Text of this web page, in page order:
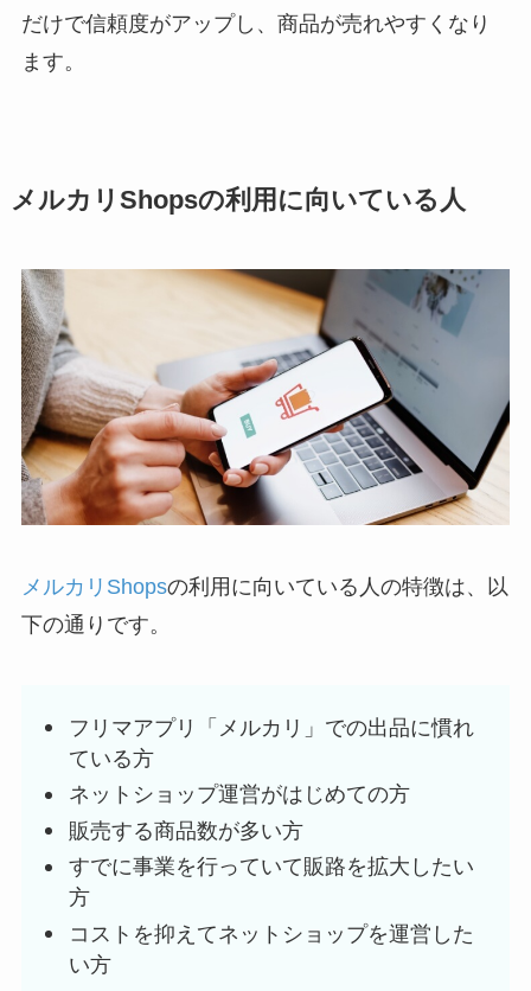
だけで信頼度がアップし、商品が売れやすくなり
ます。
メルカリShopsの利用に向いている人
メルカリShopsの利用に向いている人の特徴は、以
下の通りです。
フリマアプリ「メルカリ」での出品に慣れ
ている方
ネットショップ運営がはじめての方
販売する商品数が多い方
すでに事業を行っていて販路を拡大したい
方
コストを抑えてネットショップを運営した
い方